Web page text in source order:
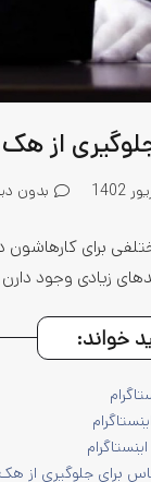
بدون
برای
زیادی وجود
خواند: